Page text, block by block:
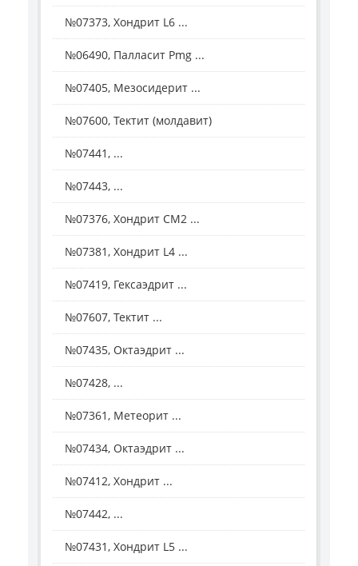
№07373, Хондрит L6 ...
№06490, Палласит Pmg ...
№07405, Мезосидерит ...
№07600, Тектит (молдавит)
№07441, ...
№07443, ...
№07376, Хондрит СМ2 ...
№07381, Хондрит L4 ...
№07419, Гексаэдрит ...
№07607, Тектит ...
№07435, Октаэдрит ...
№07428, ...
№07361, Метеорит ...
№07434, Октаэдрит ...
№07412, Хондрит ...
№07442, ...
№07431, Хондрит L5 ...